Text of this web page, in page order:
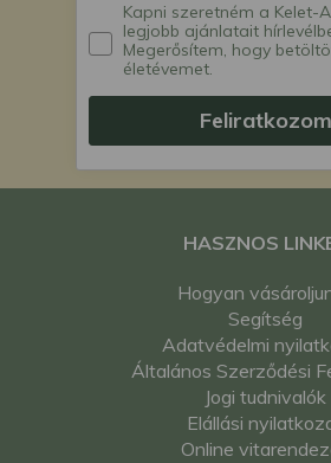
Kapni szeretném a Kelet-
legjobb ajánlatait
Megerősítem, hogy
életévemet.
Feliratkozom
HASZNOS
Hogyan
Segítség
Adatvédelmi
Általános Szerződési
Jogi tudnivalók
Elállási
Online